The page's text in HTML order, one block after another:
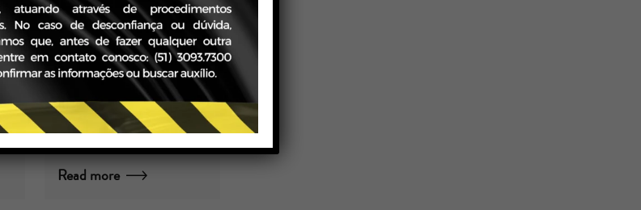
APP EM ÁREA
URBANA
CONSOLIDADA
por Equipe Imobiliário
25/01/2022
Read more